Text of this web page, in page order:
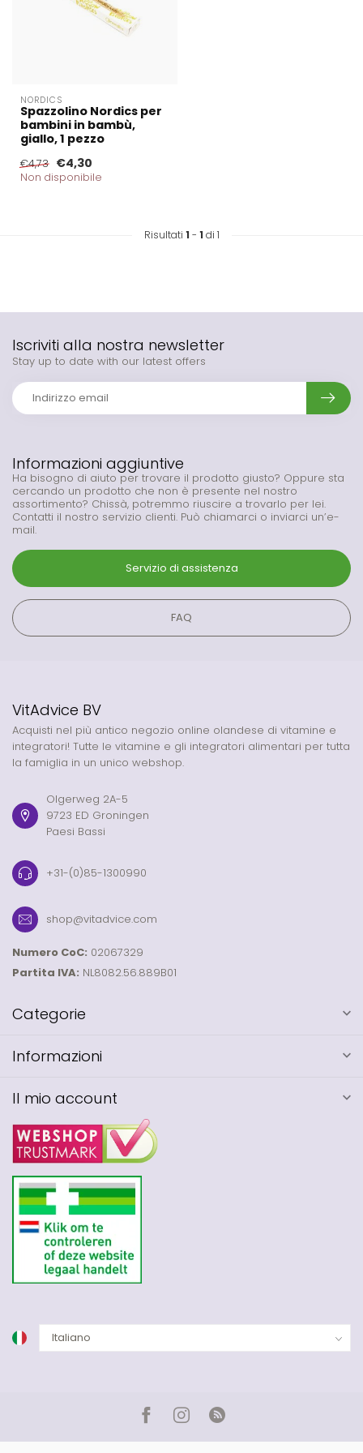
NORDICS
Spazzolino Nordics per
bambini in bambù,
giallo, 1 pezzo
€4,73 €4,30
Non disponibile
Risultati 1 - 1 di 1
Informazioni aggiuntive
Ha bisogno di aiuto per trovare il prodotto giusto? Oppure sta
cercando un prodotto che non è presente nel nostro
assortimento? Chissà, potremmo riuscire a trovarlo per lei.
Contatti il nostro servizio clienti. Può chiamarci o inviarci un’e-
mail.
Servizio di assistenza
FAQ
Iscriviti alla nostra newsletter
Stay up to date with our latest offers
VitAdvice BV
Acquisti nel più antico negozio online olandese di vitamine e
integratori! Tutte le vitamine e gli integratori alimentari per tutta
la famiglia in un unico webshop.
Olgerweg 2A-5
9723 ED Groningen
Paesi Bassi
+31-(0)85-1300990
shop@vitadvice.com
Numero CoC: 02067329
Partita IVA: NL8082.56.889B01
Categorie
Informazioni
Il mio account